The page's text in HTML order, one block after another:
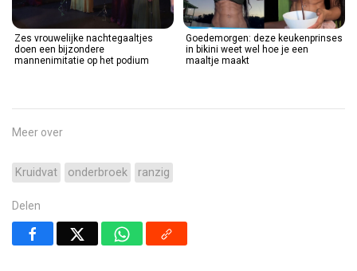
Zes vrouwelijke nachtegaaltjes
doen een bijzondere
mannenimitatie op het podium
Goedemorgen: deze keukenprinses
in bikini weet wel hoe je een
maaltje maakt
Meer over
Kruidvat onderbroek ranzig
Delen